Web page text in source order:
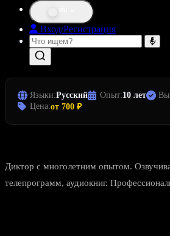
Вход/Регистрация
Языки:Русский Опыт:10 лет
Цена:от 700 ₽
Диктор с многолетним опытом.
телепрограмм, аудиокниг.